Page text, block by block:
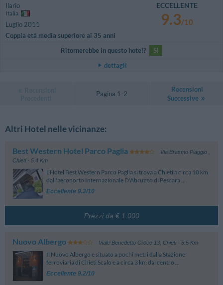
Ilario
Italia
Luglio 2011
Coppia età media superiore ai 35 anni
ECCELLENTE
9.3/10
Ritornerebbe in questo hotel?
SI
dettagli
Pagina 1-2
Recensioni
Successive
Altri Hotel nelle vicinanze:
Best Western Hotel Parco Paglia Via Erasmo Piaggio ,
Chieti- 5.4 Km
L’Hotel Best Western Parco Paglia si trova a Chieti a circa 10 km
dall'aeroporto Internazionale D'Abruzzo di Pescara ...
Eccellente 9.3/10
Prezzi da € 1.000
Nuovo Albergo Viale Benedetto Croce 13, Chieti- 5.5 Km
Il Nuovo Albergo è situato a pochi metri dalla Stazione
ferroviaria di Chieti Scalo e a circa 3 km dal centro ...
Eccellente 9.2/10